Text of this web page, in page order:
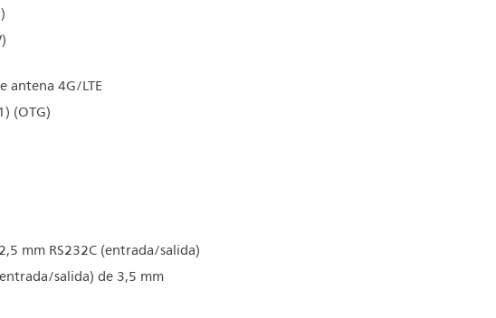
antena 4G/LTE
(OTG)
mm RS232C (entrada/salida)
salida) de 3,5 mm